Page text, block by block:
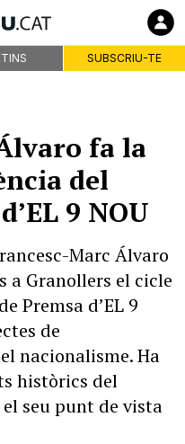
SUBSCRIU-TE
fa la
del
9 NOU
Marc Álvaro
a Granollers el cicle
Premsa d’EL 9
de
nacionalisme. Ha
històrics del
seu punt de vista